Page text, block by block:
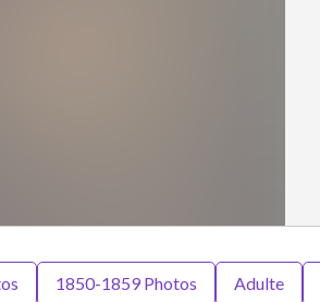
1850-1859 Photos Adulte